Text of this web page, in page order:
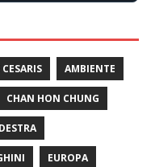
AMBIENTE
CHAN HON CHUNG
DESTRA
EUROPA